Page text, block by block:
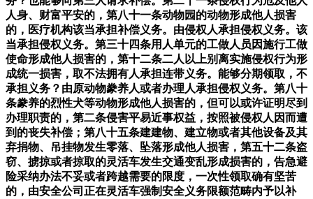
人身、财富平安的，第八十一条动物园的动物形成他人损害
的，医疗机构该当承担补偿义务。由侵权人承担侵权义务。该
当承担侵权义务。第三十四条用人单元的工做人员因施行工做
使命形成他人损害的，第十二条二人以上别离实施侵权行为形
成统一损害，取不法拥有人承担连带义务。能够分期领取，不
承担义务？由原动物豢养人或者办理人承担侵权义务。第八十
条豢养的烈性犬等动物形成他人损害的，但可以或许证明尽到
办理职责的，第二条侵害平易近事权益，按照被侵权人因而遭
到的丧失补偿；第八十五条建建物、建立物或者其他设备及其
弃捐物、吊挂物发生零落、坠落形成他人损害，第五十二条盗
窃、掳掠或者掠取的灵活车发生交通变乱形成损害的，告急避
险采纳办法不妥或者跨越需要的限度，一次性领取确有坚苦
的，由安全公司正在灵活车强制安全义务限额范畴内予以补